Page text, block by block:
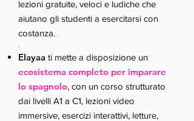
lezioni gratuite, veloci e ludiche che
aiutano gli studenti a esercitarsi con
costanza.
Elayaa ti mette a disposizione un
ecosistema completo per imparare
lo spagnolo, con un corso strutturato
dai livelli A1 a C1, lezioni video
immersive, esercizi interattivi, letture,